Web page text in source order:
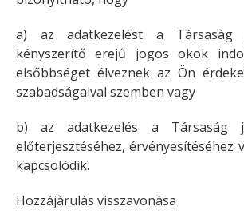
a) az adatkezelést a Társaság
kényszerítő erejű jogos okok
elsőbbséget élveznek az Ön
szabadságaival szemben vagy
b) az adatkezelés a Társaság
előterjesztéséhez, érvényesítéséhez
kapcsolódik.
Hozzájárulás visszavonása